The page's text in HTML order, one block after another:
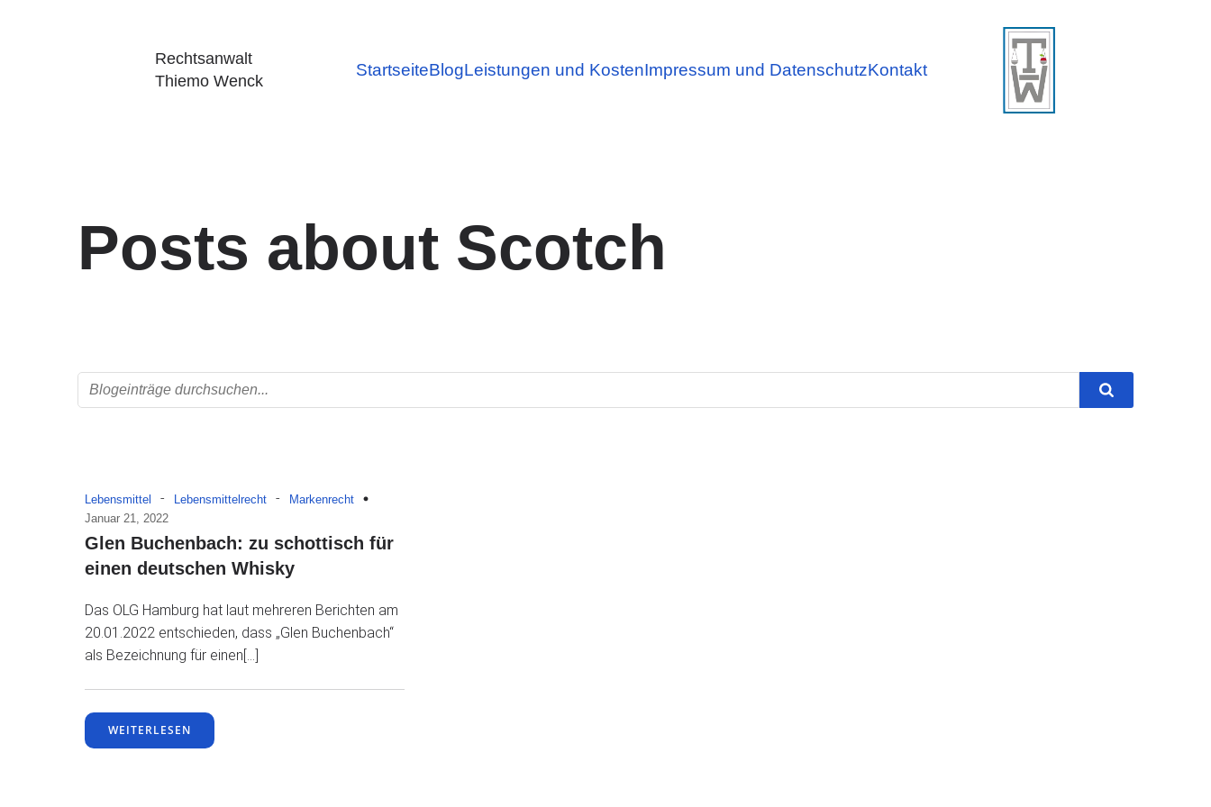
Rechtsanwalt
Thiemo Wenck
StartseiteBlogLeistungen und KostenImpressum und DatenschutzKontakt
Posts about Scotch
Lebensmittel - Lebensmittelrecht -
Markenrecht
Januar 21, 2022
Glen Buchenbach: zu schottisch für
einen deutschen Whisky
Das OLG Hamburg hat laut mehreren Berichten am
20.01.2022 entschieden, dass „Glen Buchenbach“
als Bezeichnung für einen[…]
WEITERLESEN